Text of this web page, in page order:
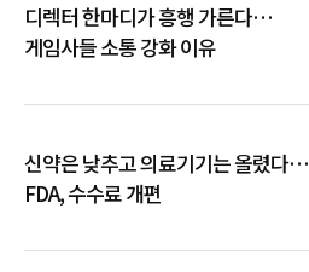
디렉터 한마디가 흥행 가른다…
게임사들 소통 강화 이유
신약은 낮추고 의료기기는 올렸다…
FDA, 수수료 개편